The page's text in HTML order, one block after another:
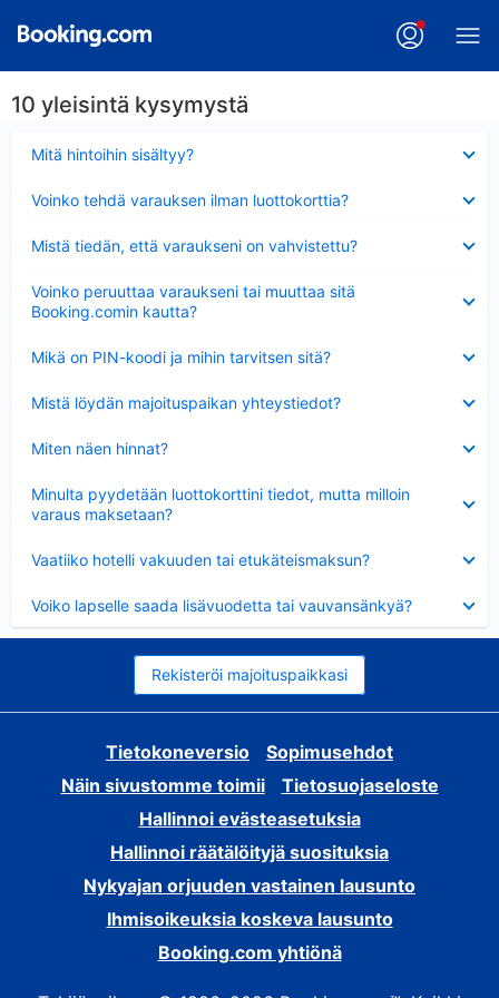
10 yleisintä kysymystä
Mitä hintoihin sisältyy?
Voinko tehdä varauksen ilman luottokorttia?
Mistä tiedän, että varaukseni on vahvistettu?
Voinko peruuttaa varaukseni tai muuttaa sitä
Booking.comin kautta?
Mikä on PIN-koodi ja mihin tarvitsen sitä?
Mistä löydän majoituspaikan yhteystiedot?
Miten näen hinnat?
Minulta pyydetään luottokorttini tiedot, mutta milloin
varaus maksetaan?
Vaatiiko hotelli vakuuden tai etukäteismaksun?
Voiko lapselle saada lisävuodetta tai vauvansänkyä?
Rekisteröi majoituspaikkasi
Tietokoneversio
Sopimusehdot
Näin sivustomme toimii
Tietosuojaseloste
Hallinnoi evästeasetuksia
Hallinnoi räätälöityjä suosituksia
Nykyajan orjuuden vastainen lausunto
Ihmisoikeuksia koskeva lausunto
Booking.com yhtiönä